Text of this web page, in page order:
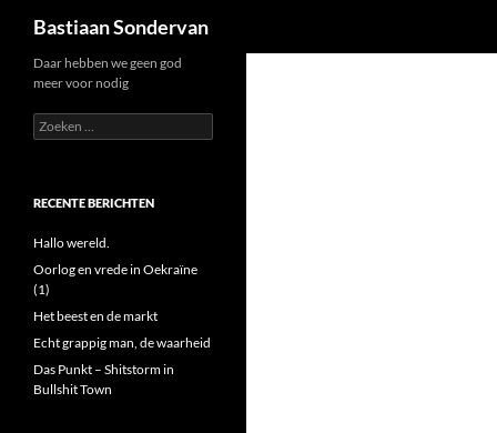
inhoud
Bastiaan Sondervan
Daar hebben we geen god
meer voor nodig
Zoeken
naar:
RECENTE BERICHTEN
Hallo wereld.
Oorlog en vrede in Oekraïne
(1)
Het beest en de markt
Echt grappig man, de waarheid
Das Punkt – Shitstorm in
Bullshit Town